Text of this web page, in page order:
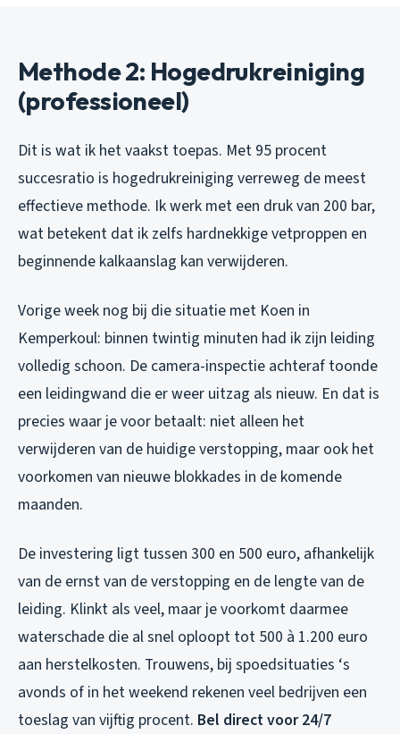
Methode 2: Hogedrukreiniging
(professioneel)
Dit is wat ik het vaakst toepas. Met 95 procent
succesratio is hogedrukreiniging verreweg de meest
effectieve methode. Ik werk met een druk van 200 bar,
wat betekent dat ik zelfs hardnekkige vetproppen en
beginnende kalkaanslag kan verwijderen.
Vorige week nog bij die situatie met Koen in
Kemperkoul: binnen twintig minuten had ik zijn leiding
volledig schoon. De camera-inspectie achteraf toonde
een leidingwand die er weer uitzag als nieuw. En dat is
precies waar je voor betaalt: niet alleen het
verwijderen van de huidige verstopping, maar ook het
voorkomen van nieuwe blokkades in de komende
maanden.
De investering ligt tussen 300 en 500 euro, afhankelijk
van de ernst van de verstopping en de lengte van de
leiding. Klinkt als veel, maar je voorkomt daarmee
waterschade die al snel oploopt tot 500 à 1.200 euro
aan herstelkosten. Trouwens, bij spoedsituaties ‘s
avonds of in het weekend rekenen veel bedrijven een
toeslag van vijftig procent. Bel direct voor 24/7